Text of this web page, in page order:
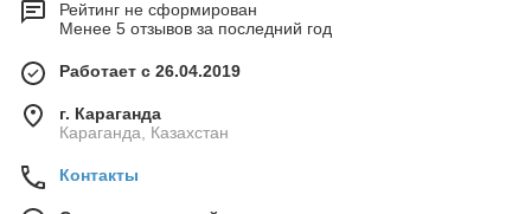
Рейтинг не сформирован
Менее 5 отзывов за последний год
Работает с 26.04.2019
г. Караганда
Караганда, Казахстан
Контакты